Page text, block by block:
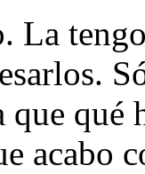
La
que qué
acabo